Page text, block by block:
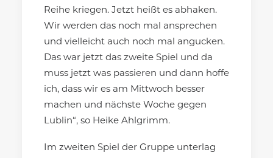
Reihe kriegen. Jetzt heißt es abhaken.
Wir werden das noch mal ansprechen
und vielleicht auch noch mal angucken.
Das war jetzt das zweite Spiel und da
muss jetzt was passieren und dann hoffe
ich, dass wir es am Mittwoch besser
machen und nächste Woche gegen
Lublin“, so Heike Ahlgrimm.
Im zweiten Spiel der Gruppe unterlag